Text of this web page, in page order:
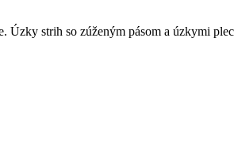
strih so zúženým pásom a úzkymi